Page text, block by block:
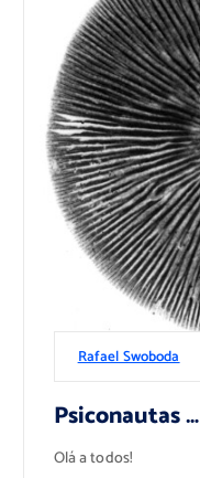
Rafael Swoboda
Psiconautas …
Olá a todos!